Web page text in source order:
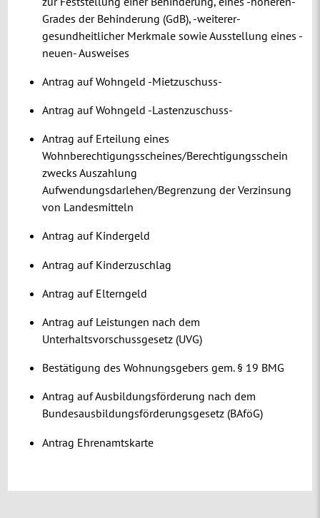
Grades der Behinderung (GdB), -weiterer-
gesundheitlicher Merkmale sowie Ausstellung eines -
neuen- Ausweises
Antrag auf Wohngeld -Mietzuschuss-
Antrag auf Wohngeld -Lastenzuschuss-
Antrag auf Erteilung eines
Wohnberechtigungsscheines/Berechtigungsschein
zwecks Auszahlung
Aufwendungsdarlehen/Begrenzung der Verzinsung
von Landesmitteln
Antrag auf Kindergeld
Antrag auf Kinderzuschlag
Antrag auf Elterngeld
Antrag auf Leistungen nach dem
Unterhaltsvorschussgesetz (UVG)
Bestätigung des Wohnungsgebers gem. § 19 BMG
Antrag auf Ausbildungsförderung nach dem
Bundesausbildungsförderungsgesetz (BAföG)
Antrag Ehrenamtskarte